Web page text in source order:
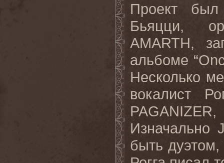
Проект
Бьяцци,
AMARTH,
альбоме “
Несколько
вокалист
PAGANIZER,
Изначально
быть